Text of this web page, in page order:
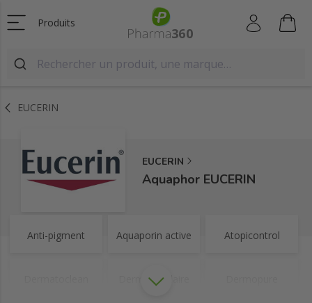
Produits
EUCERIN
EUCERIN
Aquaphor EUCERIN
Anti-pigment Aquaporin active Atopicontrol
Dermocapillaire